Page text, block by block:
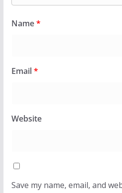
Name*
Email*
Website
Save my name, email, and